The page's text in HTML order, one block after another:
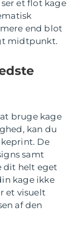
et flot kage
end blot
midtpunkt.
bruge kage
kan du
De
samt
dit helt eget
kage ikke
et visuelt
af den